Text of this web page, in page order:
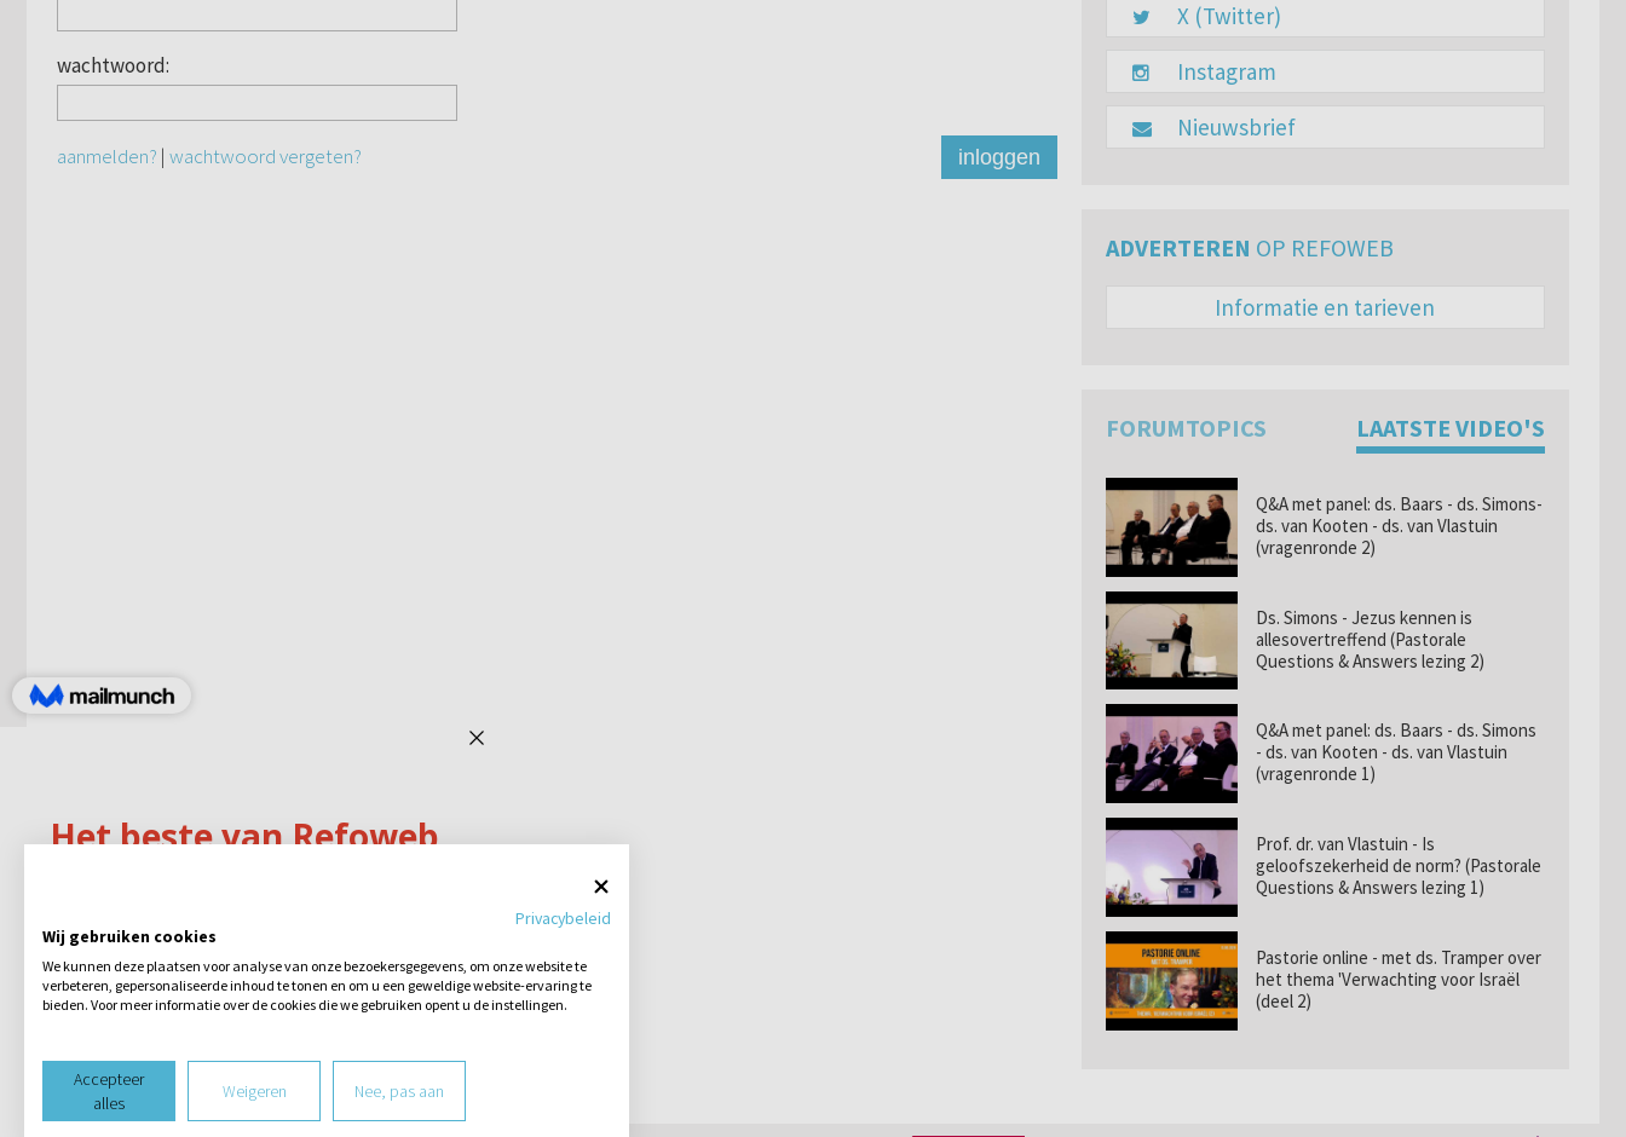
wachtwoord:
aanmelden? | wachtwoord vergeten? inloggen
X (Twitter)
Instagram
Nieuwsbrief
ADVERTEREN OP REFOWEB
Informatie en tarieven
FORUMTOPICS LAATSTE VIDEO'S
Q&A met panel: ds. Baars - ds. Simons-
ds. van Kooten - ds. van Vlastuin
(vragenronde 2)
Ds. Simons - Jezus kennen is
allesovertreffend (Pastorale
Questions & Answers lezing 2)
Q&A met panel: ds. Baars - ds. Simons
- ds. van Kooten - ds. van Vlastuin
(vragenronde 1)
Prof. dr. van Vlastuin - Is
geloofszekerheid de norm? (Pastorale
Questions & Answers lezing 1)
Pastorie online - met ds. Tramper over
het thema 'Verwachting voor Israël
(deel 2)
Privacybeleid
Wij gebruiken cookies
We kunnen deze plaatsen voor analyse van onze bezoekersgegevens, om onze website te
verbeteren, gepersonaliseerde inhoud te tonen en om u een geweldige website-ervaring te
bieden. Voor meer informatie over de cookies die we gebruiken opent u de instellingen.
Accepteer
alles
Weigeren Nee, pas aan